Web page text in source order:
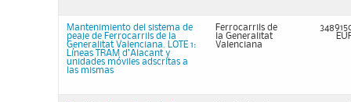
Mantenimiento del sistema de
peaje de Ferrocarrils de la
Generalitat Valenciana. LOTE 1:
Líneas TRAM d’Alacant y
unidades móviles adscritas a
las mismas
Ferrocarrils de
la Generalitat
Valenciana